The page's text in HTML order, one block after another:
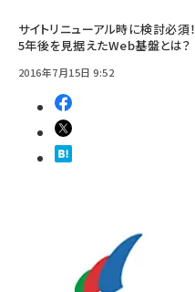
サイトリニューアル時に検討必須！
5年後を見据えたWeb基盤とは？
2016年7月15日 9:52